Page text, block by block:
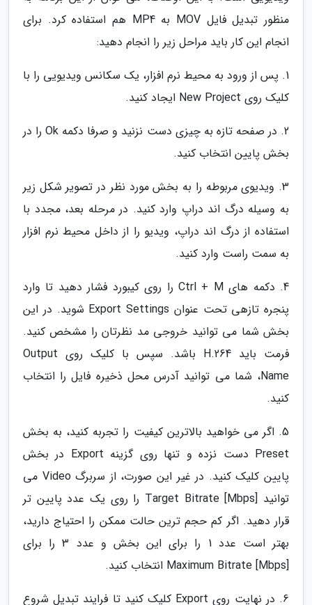
منظور تبدیل فایل MOV به MP4 هم استفاده کرد. برای
انجام این کار باید مراحل زیر را انجام دهید:
1. پس از ورود به محیط نرم افزار، یک سکانس ویدیویی را با
کلیک روی New Project ایجاد کنید.
2. در صفحه تازه به چیزی دست نزنید و صرفا دکمه Ok را در
بخش پایین انتخاب کنید.
3. ویدیوی مربوطه را به بخش مورد نظر در تصویر شکل زیر
به وسیله درگ اند دراپ وارد کنید. در مرحله بعد، مجدد با
استفاده از درگ اند دراپ، ویدیو را از داخل محیط نرم افزار
به سمت راست وارد کنید.
4. دکمه های Ctrl + M را روی کیبورد فشار دهید تا وارد
پنجره تازهی تحت عنوان Export Settings شوید. در این
بخش شما می توانید خروجی مد نظرتان را مشخص کنید.
فرمت باید H.264 باشد. سپس با کلیک روی Output
Name، شما می توانید آدرس محل ذخیره فایل را انتخاب
کنید.
5. اگر می خواهید بالاترین کیفیت را تجربه کنید، به بخش
Preset دست نزده و تنها روی گزینه Export در بخش
پایین کلیک کنید. در غیر این صورت، از سربرگ Video می
توانید Target Bitrate [Mbps] را روی یک عدد پایین تر
قرار دهید. اگر کم حجم ترین حالت ممکن را احتیاج دارید،
بهتر است عدد 1 را برای این بخش و عدد 3 را برای
Maximum Bitrate [Mbps] انتخاب کنید.
6. در نهایت روی Export کلیک کنید تا فرایند تبدیل شروع